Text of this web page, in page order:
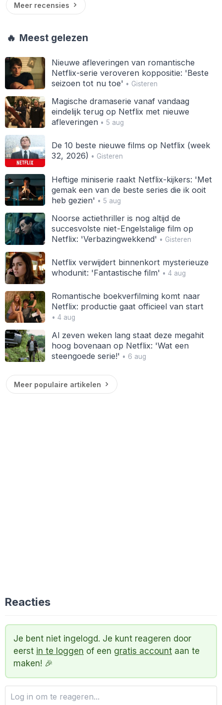
Meer recensies
🔥 Meest gelezen
Nieuwe afleveringen van romantische
Netflix-serie veroveren koppositie: 'Beste
seizoen tot nu toe' • Gisteren
Magische dramaserie vanaf vandaag
eindelijk terug op Netflix met nieuwe
afleveringen• 5 aug
De 10 beste nieuwe films op Netflix (week
32, 2026) • Gisteren
Heftige miniserie raakt Netflix-kijkers: 'Met
gemak een van de beste series die ik ooit
heb gezien' • 5 aug
Noorse actiethriller is nog altijd de
succesvolste niet-Engelstalige film op
Netflix: 'Verbazingwekkend' • Gisteren
Netflix verwijdert binnenkort mysterieuze
whodunit: 'Fantastische film' • 4 aug
Romantische boekverfilming komt naar
Netflix: productie gaat officieel van start
• 4 aug
Al zeven weken lang staat deze megahit
hoog bovenaan op Netflix: 'Wat een
steengoede serie!' • 6 aug
Meer populaire artikelen
Reacties
Je bent niet ingelogd. Je kunt reageren door
eerst in te loggen of een gratis account aan te
maken! 🎉